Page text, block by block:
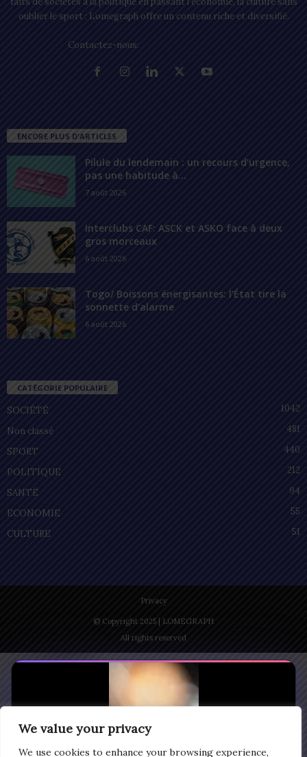
We value your privacy
We use cookies to enhance your browsing experience,
oublier le sport ; Lomegraph offre un contenu riche et diversifié.
Contactez-nous:
ENCORE PLUS D'ARTICLES
Pilule du lendemain : un recours d’urgence,
pas une habitude à...
7 août 2026
Interclubs CAF: ASCK et ASKO face à deux
gros morceaux
6 août 2026
Togo/ Boissons énergisantes: l’État tire la
sonnette d’alarme
6 août 2026
CATÉGORIE POPULAIRE
SOCIÉTÉ
1042
Non classé
481
SPORT
440
POLITIQUE
212
SANTÉ
94
ECONOMIE
55
CULTURE
51
Privacy
© Copyright 2025 | LOMEGRAPH
All rights reserved